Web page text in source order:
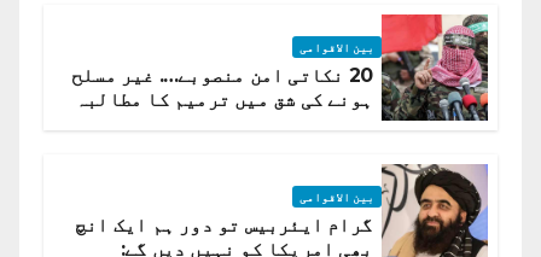
بین الاقوامی
20 نکاتی امن منصوبے…. غیر مسلح
ہونے کی شق میں ترمیم کا مطالبہ
بین الاقوامی
گرام ایئربیس تو دور ہم ایک انچ
بھی امریکا کو نہیں دیں گے: